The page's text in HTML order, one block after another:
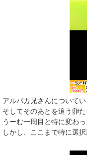
アルパカ兄さんについてい
そしてそのあとを追う卵た
うーむ一周目と特に変わ
しかし、ここまで特に選